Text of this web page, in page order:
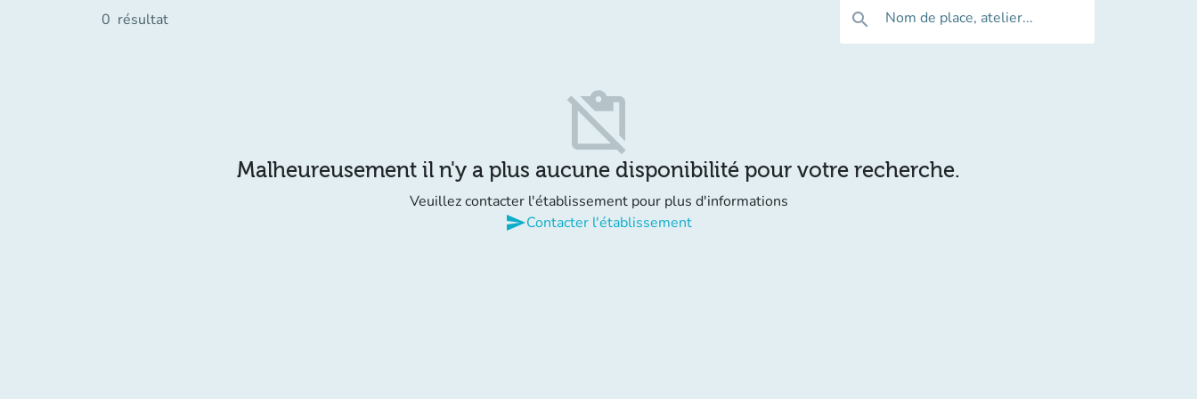
0 résultat search Nom de place, atelier...
content_paste_off
Malheureusement il n'y a plus aucune disponibilité pour votre recherche.
Veuillez contacter l'établissement pour plus d'informations
sendContacter l'établissement